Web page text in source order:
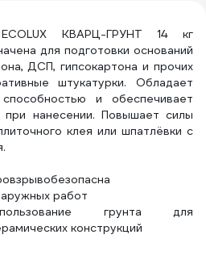
КВАРЦ-ГРУНТ 14 кг
для подготовки оснований
ДСП, гипсокартона и прочих
штукатурки. Обладает
и обеспечивает
при нанесении. Повышает силы
клея или шпатлёвки с
работ
грунта для
конструкций